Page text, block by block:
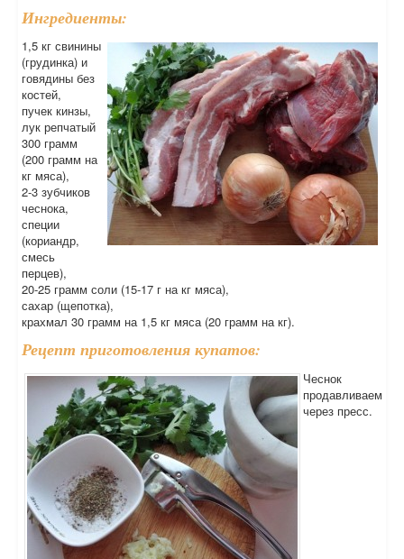
Ингредиенты:
1,5 кг свинины
(грудинка) и
говядины без
костей,
пучек кинзы,
лук репчатый
300 грамм
(200 грамм на
кг мяса),
2-3 зубчиков
чеснока,
специи
(кориандр,
смесь
перцев),
20-25 грамм соли (15-17 г на кг мяса),
сахар (щепотка),
крахмал 30 грамм на 1,5 кг мяса (20 грамм на кг).
Рецепт приготовления купатов:
Чеснок
продавливаем
через пресс.